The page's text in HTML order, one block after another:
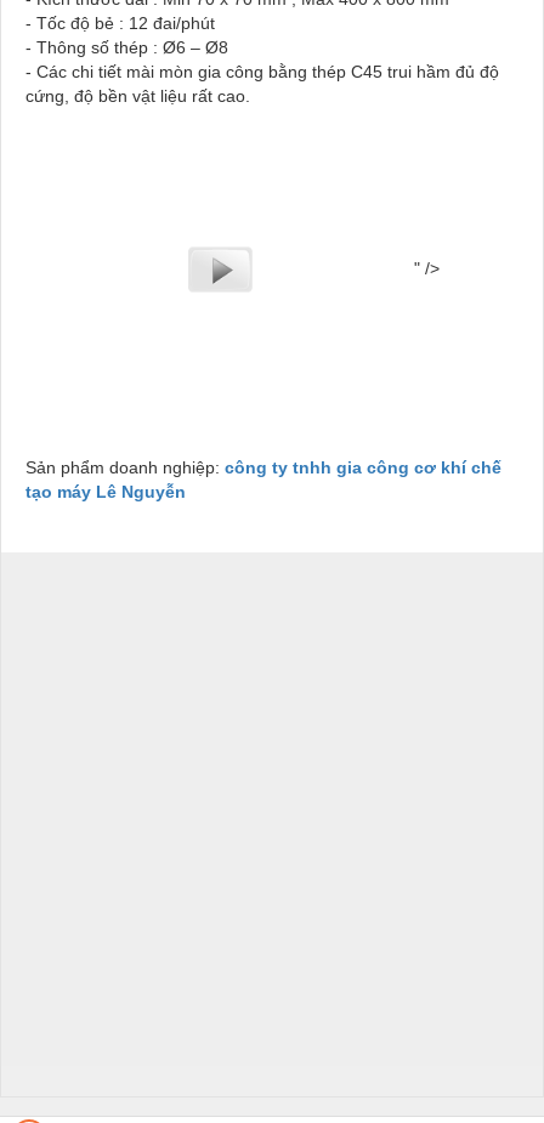
- Tốc độ bẻ : 12 đai/phút
- Thông số thép : Ø6 – Ø8
- Các chi tiết mài mòn gia công bằng thép C45 trui hầm đủ độ
cứng, độ bền vật liệu rất cao.
" />
Sản phẩm doanh nghiệp: công ty tnhh gia công cơ khí chế
tạo máy Lê Nguyễn